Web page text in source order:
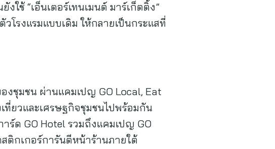
ช้ “เอ็นเตอร์เทนเมนต์ มาร์เก็ตติ้ง”
โรงแรมแบบเดิม ให้กลายเป็นกระแสที่
งชุมชน ผ่านแคมเปญ GO Local, Eat
ที่ยวและเศรษฐกิจชุมชนไปพร้อมกัน
ร์ด GO Hotel รวมถึงแคมเปญ GO
ติกเกอร์การันตีหน้าร้านภายใต้